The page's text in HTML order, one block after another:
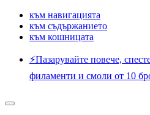
към навигацията
към съдържанието
към кошницата
⚡️Пазарувайте повече,
филаменти и смоли от 10